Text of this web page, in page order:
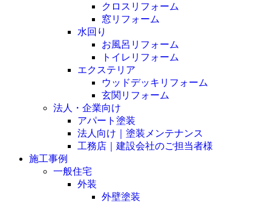
クロスリフォーム
窓リフォーム
水回り
お風呂リフォーム
トイレリフォーム
エクステリア
ウッドデッキリフォーム
玄関リフォーム
法人・企業向け
アパート塗装
法人向け｜塗装メンテナンス
工務店｜建設会社のご担当者様
施工事例
一般住宅
外装
外壁塗装